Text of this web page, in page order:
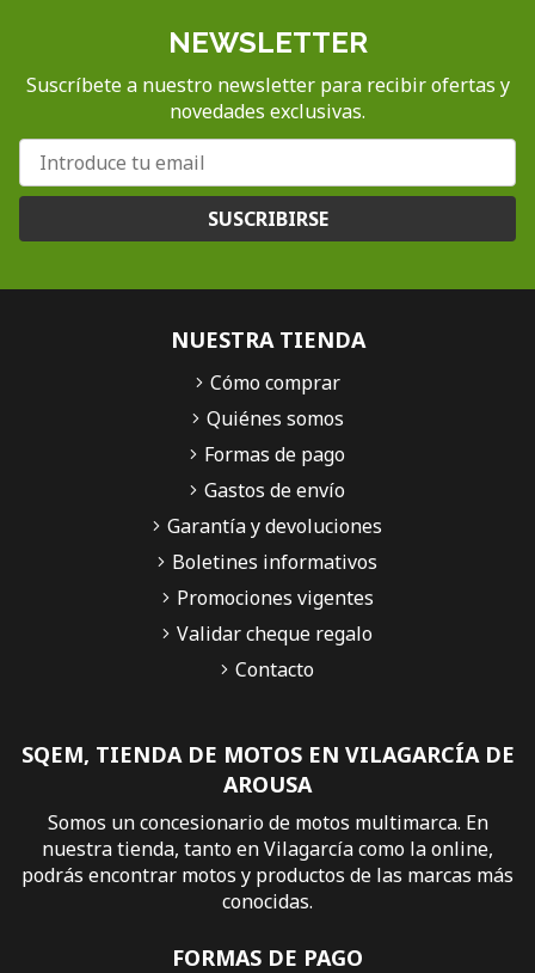
NEWSLETTER
Suscríbete a nuestro newsletter para recibir ofertas y
novedades exclusivas.
SUSCRIBIRSE
SQEM, TIENDA DE MOTOS EN VILAGARCÍA DE
AROUSA
Somos un concesionario de motos multimarca. En
nuestra tienda, tanto en Vilagarcía como la online,
podrás encontrar motos y productos de las marcas más
conocidas.
FORMAS DE PAGO
NUESTRA TIENDA
Cómo comprar
Quiénes somos
Formas de pago
Gastos de envío
Garantía y devoluciones
Boletines informativos
Promociones vigentes
Validar cheque regalo
Contacto